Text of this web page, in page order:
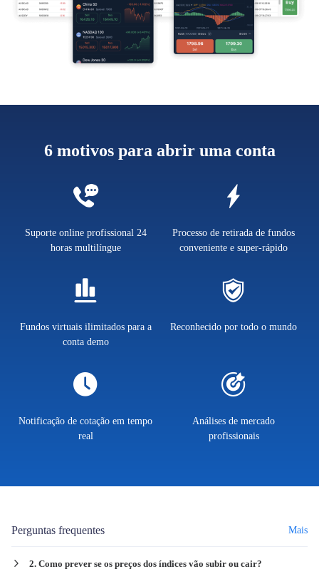
6 motivos para abrir uma conta
Suporte online profissional 24
horas multilíngue
Processo de retirada de fundos
conveniente e super-rápido
Fundos virtuais ilimitados para a
conta demo
Reconhecido por todo o mundo
Notificação de cotação em tempo
real
Análises de mercado
profissionais
Perguntas frequentes Mais
2. Como prever se os preços dos índices vão subir ou cair?